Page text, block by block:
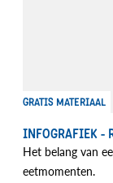
GRATIS MATERIAAL
INFOGRAFIEK -
Het belang van
eetmomenten.